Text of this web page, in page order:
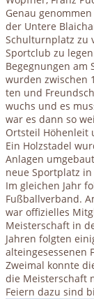
Genau
der Untere
Schulturnplatz zu
Sportclub zu
Begegnungen am
wurden zwischen
ten und
wuchs und es
war es dann so
Ortsteil Höhenleit
Ein Holzstadel
Anlagen
neue Sportplatz
Im gleichen Jahr
Fußballverband.
war offizielles
Meisterschaft in
Jahren folgten
alteingesessenen
Zweimal konnte
die Meisterschaft
Feiern dazu sind